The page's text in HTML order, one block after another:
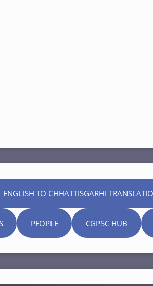
TO CHHATTISGARHI
PEOPLE CGPSC HUB